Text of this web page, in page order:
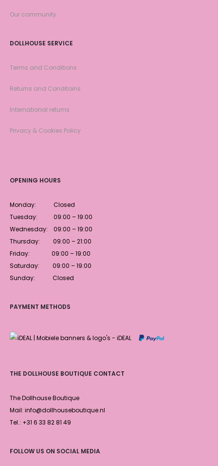
Our community
DOLLHOUSE SERVICE
Terms and Conditions
Returns and Conditoins
International returns
Privacy & Cookies Policy
OPENING HOURS
Monday: Closed
Tuesday: 09:00 – 19:00
Wednesday: 09:00 – 19:00
Thursday: 09:00 – 21:00
Friday: 09:00 – 19:00
Saturday: 09:00 – 19:00
Sunday: Closed
PAYMENT METHODS
THE DOLLHOUSE BOUTIQUE CONTACT
The Dollhouse Boutique
Mail: info@dollhouseboutique.nl
Tel.: +31 6 33 82 81 49
FOLLOW US ON SOCIAL MEDIA